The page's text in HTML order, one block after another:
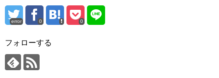
error 0 0
フォローする